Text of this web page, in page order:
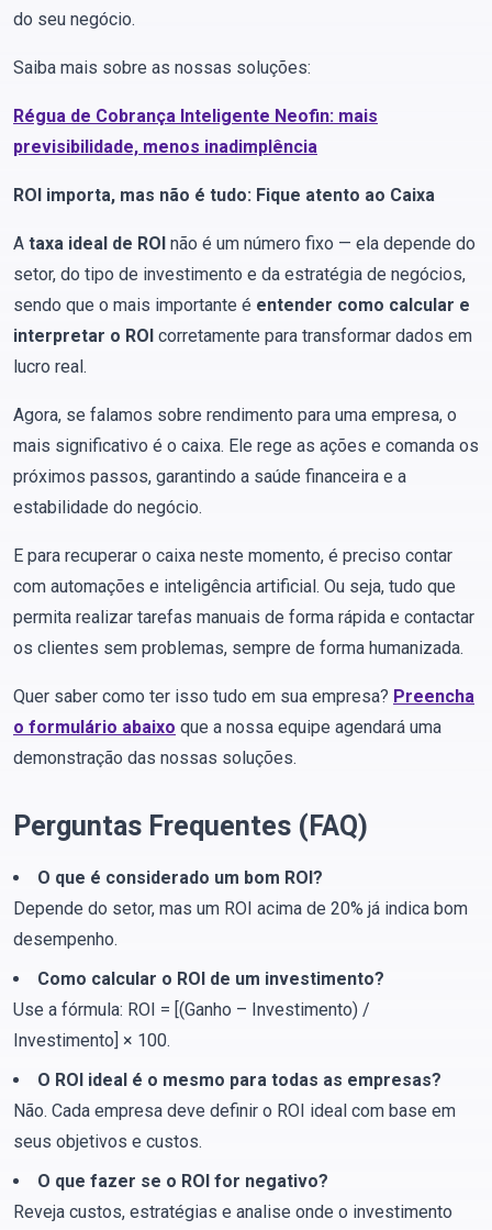
do seu negócio.
Saiba mais sobre as nossas soluções:
Régua de Cobrança Inteligente Neofin: mais
previsibilidade, menos inadimplência
ROI importa, mas não é tudo: Fique atento ao Caixa
A taxa ideal de ROI não é um número fixo — ela depende do
setor, do tipo de investimento e da estratégia de negócios,
sendo que o mais importante é entender como calcular e
interpretar o ROI corretamente para transformar dados em
lucro real.
Agora, se falamos sobre rendimento para uma empresa, o
mais significativo é o caixa. Ele rege as ações e comanda os
próximos passos, garantindo a saúde financeira e a
estabilidade do negócio.
E para recuperar o caixa neste momento, é preciso contar
com automações e inteligência artificial. Ou seja, tudo que
permita realizar tarefas manuais de forma rápida e contactar
os clientes sem problemas, sempre de forma humanizada.
Quer saber como ter isso tudo em sua empresa? Preencha
o formulário abaixo que a nossa equipe agendará uma
demonstração das nossas soluções.
Perguntas Frequentes (FAQ)
O que é considerado um bom ROI?
Depende do setor, mas um ROI acima de 20% já indica bom
desempenho.
Como calcular o ROI de um investimento?
Use a fórmula: ROI = [(Ganho – Investimento) /
Investimento] × 100.
O ROI ideal é o mesmo para todas as empresas?
Não. Cada empresa deve definir o ROI ideal com base em
seus objetivos e custos.
O que fazer se o ROI for negativo?
Reveja custos, estratégias e analise onde o investimento